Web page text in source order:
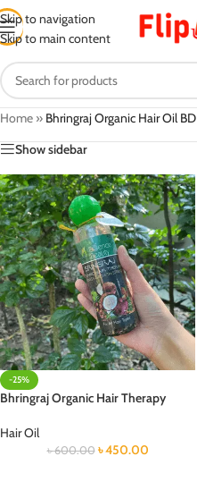
Skip to navigation
Skip to main content
Home » Bhringraj Organic Hair Oil BD
Show sidebar
-25%
Bhringraj Organic Hair Therapy
Hair Oil
৳600.00 ৳450.00